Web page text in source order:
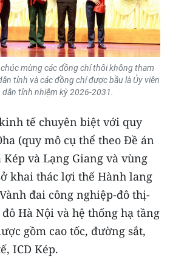
mừng các đồng chí thôi không tham
tỉnh và các đồng chí được bầu là Ủy viên
dân tỉnh nhiệm kỳ 2026-2031.
tế chuyên biệt với quy
(quy mô cụ thể theo Đề án
và Lạng Giang và vùng
khai thác lợi thế Hành lang
đai công nghiệp-đô thị-
Hà Nội và hệ thống hạ tầng
gồm cao tốc, đường sắt,
ICD Kép.